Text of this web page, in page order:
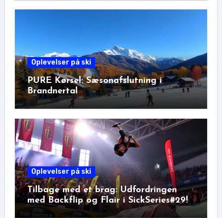
Oplevelser på ski
PURE Kørsel: Sæsonafslutning i
Brandnertal
Oplevelser på ski
Tilbage med et brag: Udfordringen
med Backflip og Flair i SickSeries#29!